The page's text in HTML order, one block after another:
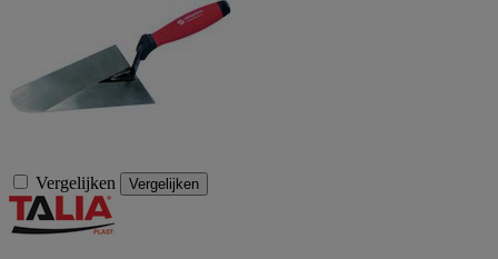
Vergelijken Vergelijken